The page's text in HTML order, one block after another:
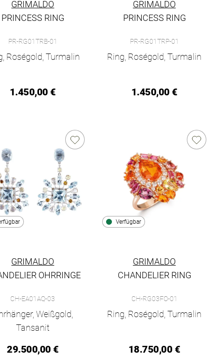
GRIMALDO
PRINCESS RING
PR-RG01TRB-01
Roségold, Turmalin
1.450,00 €
GRIMALDO
PRINCESS RING
PR-RG01TRP-01
Ring, Roségold, Turmalin
1.450,00 €
GRIMALDO
OHRRINGE
CH-EA01AQ-03
Weißgold,
Tansanit
29.500,00 €
Verfügbar
GRIMALDO
CHANDELIER RING
CH-RG03FO-01
Ring, Roségold, Turmalin
18.750,00 €